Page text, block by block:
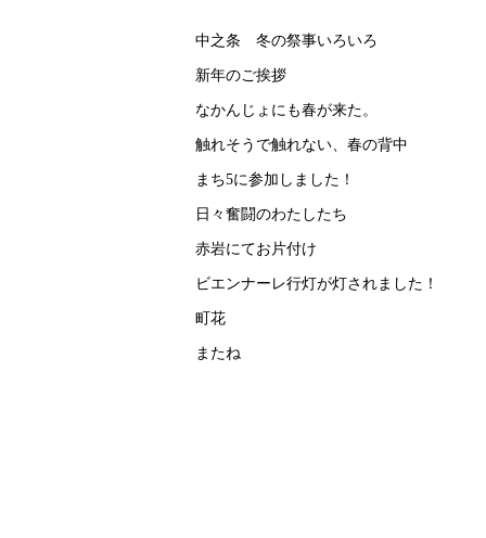
中之条 冬の祭事いろいろ
新年のご挨拶
なかんじょにも春が来た。
触れそうで触れない、春の背中
まち5に参加しました！
日々奮闘のわたしたち
赤岩にてお片付け
ビエンナーレ行灯が灯されました！
町花
またね